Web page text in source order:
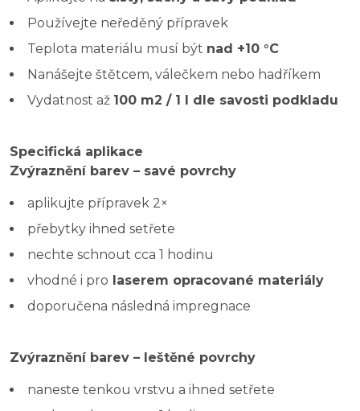
Používejte neředěný přípravek
Teplota materiálu musí být nad +10 °C
Nanášejte štětcem, válečkem nebo hadříkem
Vydatnost až 100 m2 / 1 l dle savosti podkladu
Specifická aplikace
Zvýraznění barev – savé povrchy
aplikujte přípravek 2×
přebytky ihned setřete
nechte schnout cca 1 hodinu
vhodné i pro laserem opracované materiály
doporučena následná impregnace
Zvýraznění barev – leštěné povrchy
naneste tenkou vrstvu a ihned setřete